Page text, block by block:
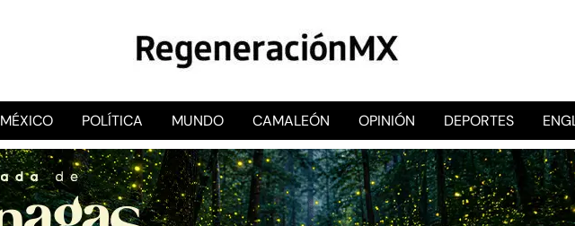
RegeneraciónMX
Sitio de noticias libre e independiente
MÉXICO POLÍTICA MUNDO CAMALEÓN OPINIÓN DEPORTES